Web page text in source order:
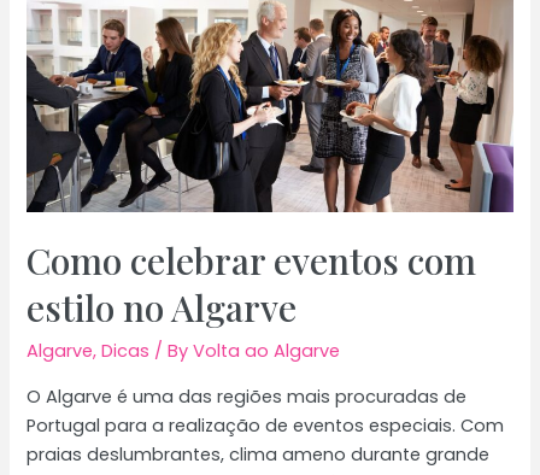
visitar
o
Algarve
Como celebrar eventos com
estilo no Algarve
Algarve,Dicas / ByVolta ao Algarve
O Algarve é uma das regiões mais procuradas de
Portugal para a realização de eventos especiais. Com
praias deslumbrantes, clima ameno durante grande